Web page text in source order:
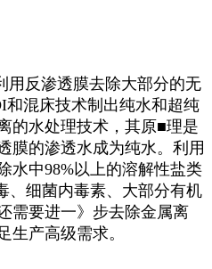
用反渗透膜去除大部分的无
混床技术制出纯水和超纯
的水处理技术，其原■理是
膜的渗透水成为纯水。利用
水中98%以上的溶解性盐类
、细菌内毒素、大部分有机
需要进一》步去除金属离
生产高级需求。